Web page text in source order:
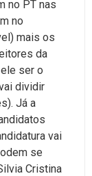
no PT nas
no
mais os
da
ser o
dividir
Já a
vai
se
Cristina